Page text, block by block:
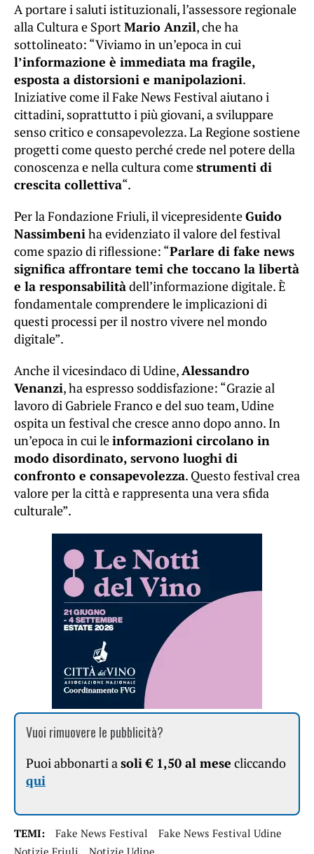
A portare i saluti istituzionali, l’assessore regionale
alla Cultura e SportMario Anzil, che ha
sottolineato: “Viviamo in un’epoca in cui
l’informazione è immediata ma fragile,
esposta a distorsioni e manipolazioni.
Iniziative come il Fake News Festival aiutano i
cittadini, soprattutto i più giovani, a sviluppare
senso critico e consapevolezza. La Regione sostiene
progetti come questo perché crede nel potere della
conoscenza e nella cultura comestrumenti di
crescita collettiva“.
Per la Fondazione Friuli, il vicepresidenteGuido
Nassimbeniha evidenziato il valore del festival
come spazio di riflessione: “Parlare di fake news
significa affrontare temi che toccano la libertà
e la responsabilitàdell’informazione digitale. È
fondamentale comprendere le implicazioni di
questi processi per il nostro vivere nel mondo
digitale”.
Anche il vicesindaco di Udine,Alessandro
Venanzi, ha espresso soddisfazione: “Grazie al
lavoro di Gabriele Franco e del suo team, Udine
ospita un festival che cresce anno dopo anno. In
un’epoca in cui leinformazioni circolano in
modo disordinato, servono luoghi di
confronto e consapevolezza. Questo festival crea
valore per la città e rappresenta una vera sfida
culturale”.
Vuoi rimuovere le pubblicità?
Puoi abbonarti asoli € 1,50 al mese cliccando
qui
TEMI: Fake News Festival
Fake News Festival Udine